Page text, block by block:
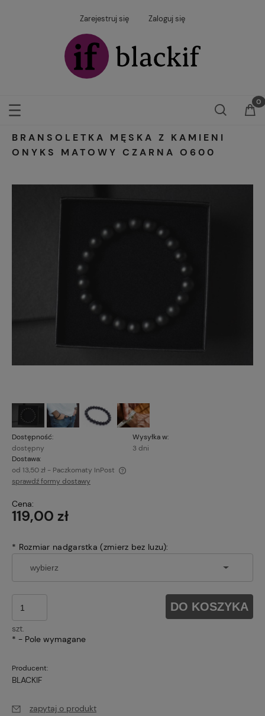
Zarejestruj się Zaloguj się
BRANSOLETKA MĘSKA Z KAMIENI
ONYKS MATOWY CZARNA O600
Dostępność:
dostępny
Wysyłka w:
3 dni
Dostawa:
od 13,50 zł - Paczkomaty InPost
Cena nie zawiera ewentualnych kosztów płatności
sprawdź formy dostawy
Cena:
119,00 zł
* Rozmiar nadgarstka (zmierz bez luzu):
szt.
DO KOSZYKA
* - Pole wymagane
Producent:
BLACKIF
zapytaj o produkt